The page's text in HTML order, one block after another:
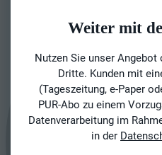
Weiter mit
Nutzen Sie unser
Dritte. Kunden mit
(Tageszeitung, e-Paper
PUR-Abo zu einem
Datenverarbeitung im
in der